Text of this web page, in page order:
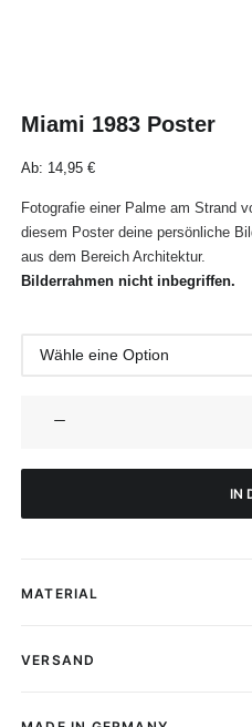
Miami 1983 Poster
Ab: 14,95 €
Fotografie einer Palme am Strand
diesem Poster deine persönliche
aus dem Bereich Architektur.
Bilderrahmen nicht inbegriffen.
Poster
IN
MATERIAL
VERSAND